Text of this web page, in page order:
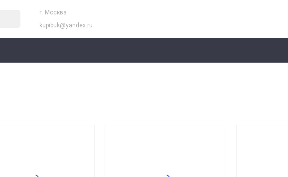
г. Москва
kupibuk@yandex.ru